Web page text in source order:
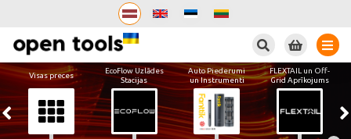
Visas preces
EcoFlow Uzlādes
Stacijas
Auto Piederumi
un Instrumenti
FLEXTAIL un Off-
Grid Aprīkojums